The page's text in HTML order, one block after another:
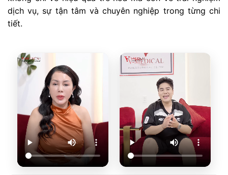
dịch vụ, sự tận tâm và chuyên nghiệp trong từng chi
tiết.